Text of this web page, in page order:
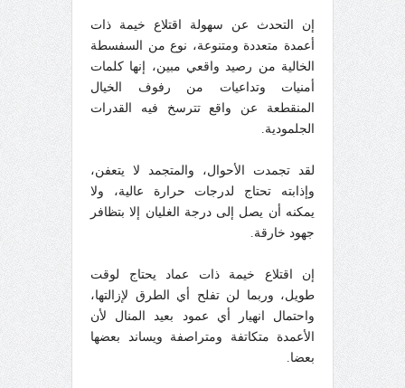
إن التحدث عن سهولة اقتلاع خيمة ذات
أعمدة متعددة ومتنوعة، نوع من السفسطة
الخالية من رصيد واقعي مبين، إنها كلمات
أمنيات وتداعيات من رفوف الخيال
المنقطعة عن واقع تترسخ فيه القدرات
الجلمودية.
لقد تجمدت الأحوال، والمتجمد لا يتعفن،
وإذابته تحتاج لدرجات حرارة عالية، ولا
يمكنه أن يصل إلى درجة الغليان إلا بتظافر
جهود خارقة.
إن اقتلاع خيمة ذات عماد يحتاج لوقت
طويل، وربما لن تفلح أي الطرق لإزالتها،
واحتمال انهيار أي عمود بعيد المنال لأن
الأعمدة متكاتفة ومتراصفة ويساند بعضها
بعضا.